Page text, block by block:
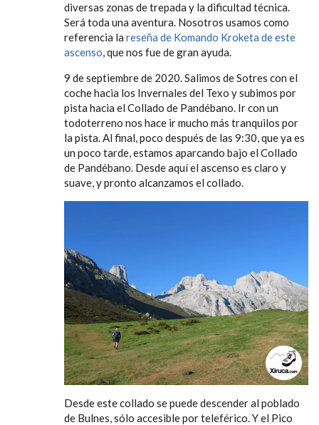
diversas zonas de trepada y la dificultad técnica.
Será toda una aventura. Nosotros usamos como
referencia la reseña de Komando Kroketa de este
ascenso, que nos fue de gran ayuda.
9 de septiembre de 2020. Salimos de Sotres con el
coche hacia los Invernales del Texo y subimos por
pista hacia el Collado de Pandébano. Ir con un
todoterreno nos hace ir mucho más tranquilos por
la pista. Al final, poco después de las 9:30, que ya es
un poco tarde, estamos aparcando bajo el Collado
de Pandébano. Desde aquí el ascenso es claro y
suave, y pronto alcanzamos el collado.
Desde este collado se puede descender al poblado
de Bulnes, sólo accesible por teleférico. Y el Pico